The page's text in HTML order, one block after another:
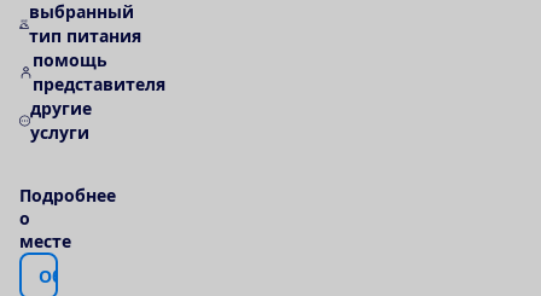
выбранный
тип питания
помощь
представителя
другие
услуги
Подробнее
о
месте
Об